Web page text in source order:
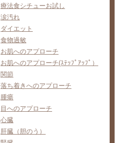
療法食シチューお試し
涙汚れ
ダイエット
食物過敏
お肌へのアプローチ
お肌へのアプローチ(ｽﾃｯﾌﾟｱｯﾌﾟ）
関節
落ち着きへのアプローチ
腫瘍
目へのアプローチ
心臓
肝臓（胆のう）